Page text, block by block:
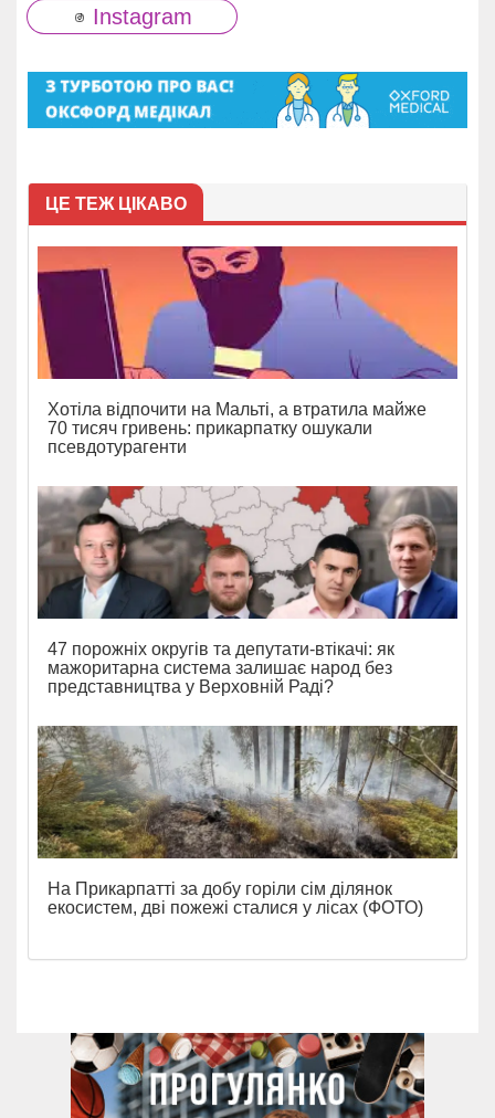
Instagram
ЦЕ ТЕЖ ЦІКАВО
Хотіла відпочити на Мальті, а втратила майже
70 тисяч гривень: прикарпатку ошукали
псевдотурагенти
47 порожніх округів та депутати-втікачі: як
мажоритарна система залишає народ без
представництва у Верховній Раді?
На Прикарпатті за добу горіли сім ділянок
екосистем, дві пожежі сталися у лісах (ФОТО)